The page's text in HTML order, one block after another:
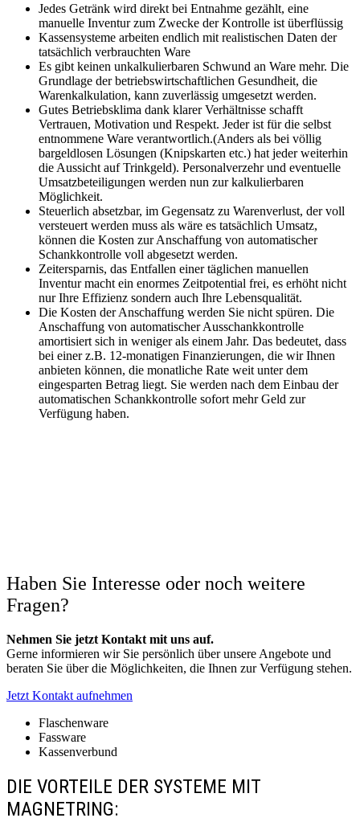
Jedes Getränk wird direkt bei Entnahme gezählt, eine
manuelle Inventur zum Zwecke der Kontrolle ist überflüssig
Kassensysteme arbeiten endlich mit realistischen Daten der
tatsächlich verbrauchten Ware
Es gibt keinen unkalkulierbaren Schwund an Ware mehr. Die
Grundlage der betriebswirtschaftlichen Gesundheit, die
Warenkalkulation, kann zuverlässig umgesetzt werden.
Gutes Betriebsklima dank klarer Verhältnisse schafft
Vertrauen, Motivation und Respekt. Jeder ist für die selbst
entnommene Ware verantwortlich.(Anders als bei völlig
bargeldlosen Lösungen (Knipskarten etc.) hat jeder weiterhin
die Aussicht auf Trinkgeld). Personalverzehr und eventuelle
Umsatzbeteiligungen werden nun zur kalkulierbaren
Möglichkeit.
Steuerlich absetzbar, im Gegensatz zu Warenverlust, der voll
versteuert werden muss als wäre es tatsächlich Umsatz,
können die Kosten zur Anschaffung von automatischer
Schankkontrolle voll abgesetzt werden.
Zeitersparnis, das Entfallen einer täglichen manuellen
Inventur macht ein enormes Zeitpotential frei, es erhöht nicht
nur Ihre Effizienz sondern auch Ihre Lebensqualität.
Die Kosten der Anschaffung werden Sie nicht spüren. Die
Anschaffung von automatischer Ausschankkontrolle
amortisiert sich in weniger als einem Jahr. Das bedeutet, dass
bei einer z.B. 12-monatigen Finanzierungen, die wir Ihnen
anbieten können, die monatliche Rate weit unter dem
eingesparten Betrag liegt. Sie werden nach dem Einbau der
automatischen Schankkontrolle sofort mehr Geld zur
Verfügung haben.
Haben Sie Interesse oder noch weitere
Fragen?
Nehmen Sie jetzt Kontakt mit uns auf.
Gerne informieren wir Sie persönlich über unsere Angebote und
beraten Sie über die Möglichkeiten, die Ihnen zur Verfügung stehen.
Jetzt Kontakt aufnehmen
Flaschenware
Fassware
Kassenverbund
DIE VORTEILE DER SYSTEME MIT
MAGNETRING: